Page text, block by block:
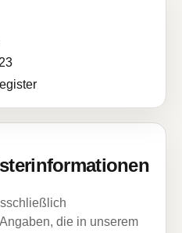
die in unserem